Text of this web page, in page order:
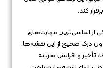
کند.
از اساسی‌ترین مهارت‌های
درک صحیح از این نقشه‌ها،
تأخیر و افزایش هزینه